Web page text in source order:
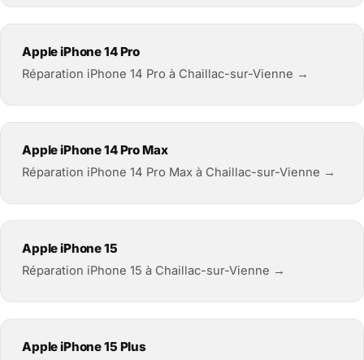
Apple iPhone 14 Pro
Réparation iPhone 14 Pro à Chaillac-sur-Vienne →
Apple iPhone 14 Pro Max
Réparation iPhone 14 Pro Max à Chaillac-sur-Vienne →
Apple iPhone 15
Réparation iPhone 15 à Chaillac-sur-Vienne →
Apple iPhone 15 Plus